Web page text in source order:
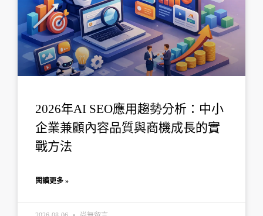
2026年AI SEO應用趨勢分析：中小
企業兼顧內容品質與商機成長的實
戰方法
閱讀更多 »